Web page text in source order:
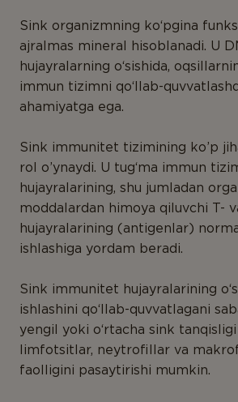
Sink organizmning ko‘pgina
ajralmas mineral hisoblanadi. U
hujayralarning o‘sishida,
immun tizimni qo‘llab-
ahamiyatga ega.
Sink immunitet tizimining ko’p
rol o’ynaydi. U tug‘ma immun
hujayralarining, shu jumladan
moddalardan himoya qiluvchi T-
hujayralarining (antigenlar)
ishlashiga yordam beradi.
Sink immunitet hujayralarining
ishlashini qo‘llab-quvvatlagani
yengil yoki o‘rtacha sink
limfotsitlar, neytrofillar va
faolligini pasaytirishi mumkin.